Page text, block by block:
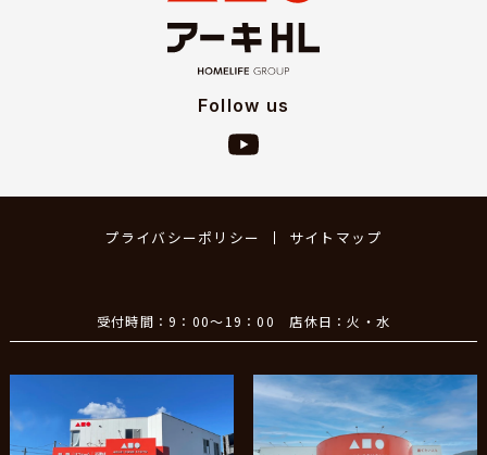
Follow us
プライバシーポリシー サイトマップ
受付時間：9：00～19：00 店休日：火・水